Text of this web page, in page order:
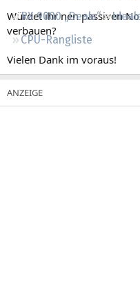
RX 9000 „Deals“
CPU-Rangliste
Würdet ihr nen passiven
verbauen?
Vielen Dank im voraus!